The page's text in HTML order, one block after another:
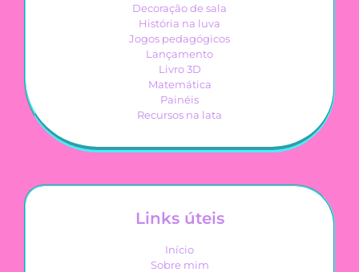
Decoração de sala
História na luva
Jogos pedagógicos
Lançamento
Livro 3D
Matemática
Painéis
Recursos na lata
Links úteis
Início
Sobre mim